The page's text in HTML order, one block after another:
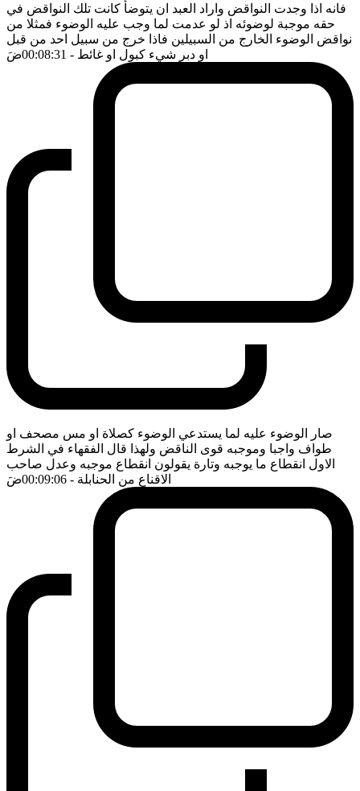
فانه اذا وجدت النواقض واراد العبد ان يتوضأ كانت تلك النواقض في
حقه موجبة لوضوئه اذ لو عدمت لما وجب عليه الوضوء فمثلا من
نواقض الوضوء الخارج من السبيلين فاذا خرج من سبيل احد من قبل
او دبر شيء كبول او غائط - 00:08:31 ضَ
صار الوضوء عليه لما يستدعي الوضوء كصلاة او مس مصحف او
طواف واجبا وموجبه قوى الناقض ولهذا قال الفقهاء في الشرط
الاول انقطاع ما يوجبه وتارة يقولون انقطاع موجبه وعدل صاحب
الاقناع من الحنابلة - 00:09:06 ضَ